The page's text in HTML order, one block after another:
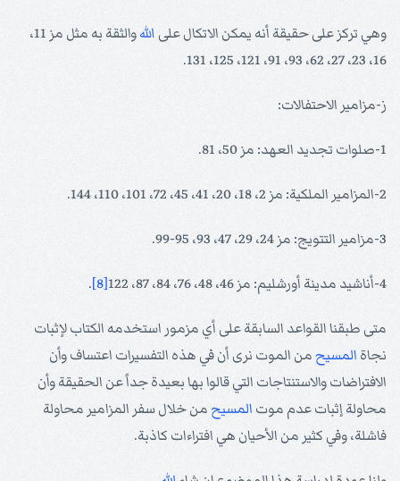
وهي تركز على حقيقة أنه يمكن الاتكال على الله
والثقة به مثل مز 11،
16، 23، 27، 62، 93، 91، 121، 125، 131.
ز-مزامير الاحتفالات:
1-صلوات تجديد العهد: مز 50، 81.
2-المزامير الملكية: مز 2، 18، 20، 41، 45، 72، 101، 110، 144.
3-مزامير التتويج: مز 24، 29، 47، 93، 95-99.
4-أناشيد مدينة أورشليم: مز 46، 48، 76، 84، 87، 122 [8]
.
متى طبقنا القواعد السابقة على أي مزمور استخدمه الكتاب لإثبات
نجاة المسيحمن الموت نرى أن في هذه التفسيرات اعتساف وأن
الافتراضات والاستنتاجات التي قالوا بها بعيدة جداً عن الحقيقة وأن
محاولة إثبات عدم موت المسيح من خلال سفر المزامير محاولة
فاشلة، وفي كثير من الأحيان هي افتراءات كاذبة.